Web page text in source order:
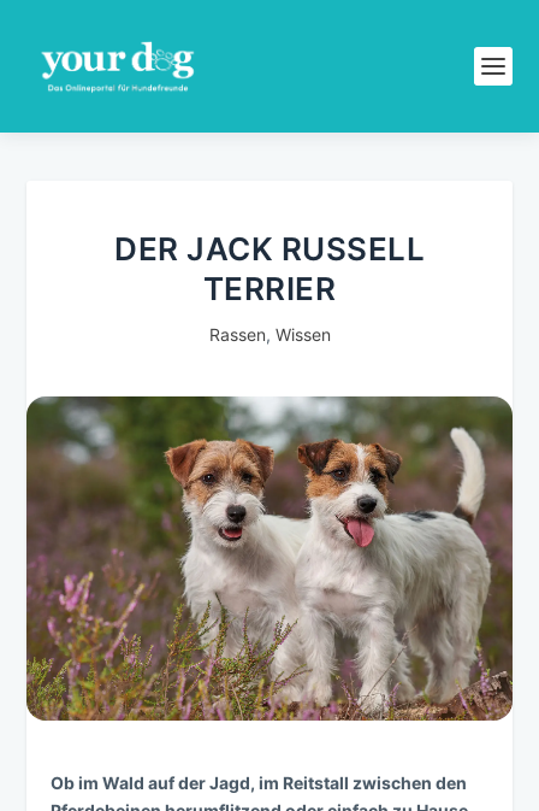
DER JACK RUSSELL
TERRIER
Rassen, Wissen
Ob im Wald auf der Jagd, im Reitstall zwischen den